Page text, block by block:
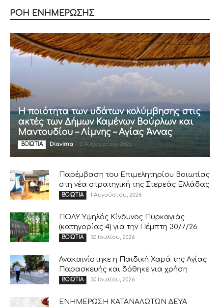
ΡΟΗ ΕΝΗΜΕΡΩΣΗΣ
Η ποιότητα των υδάτων κολύμβησης στις
ακτές των Δήμων Καμένων Βούρλων και
Μαντουδίου – Λίμνης – Αγίας Άννας
ΒΟΙΩΤΙΑ Diavima - 2 Αυγούστου, 2026
Παρέμβαση του Επιμελητηρίου Βοιωτίας
στη νέα στρατηγική της Στερεάς Ελλάδας
ΒΟΙΩΤΙΑ 1 Αυγούστου, 2026
ΠΟΛΥ Υψηλός Κίνδυνος Πυρκαγιάς
(κατηγορίας 4) για την Πέμπτη 30/7/26
ΒΟΙΩΤΙΑ 30 Ιουλίου, 2026
Ανακαινίστηκε η Παιδική Χαρά της Αγίας
Παρασκευής και δόθηκε για χρήση
ΒΟΙΩΤΙΑ 30 Ιουλίου, 2026
ΕΝΗΜΕΡΩΣΗ ΚΑΤΑΝΑΛΩΤΩΝ ΔΕΥΑ